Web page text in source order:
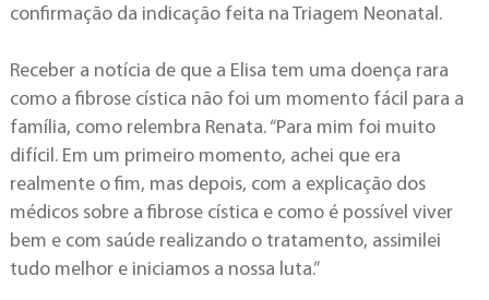
confirmação da indicação feita na Triagem Neonatal.
Receber a notícia de que a Elisa tem uma doença rara
como a fibrose cística não foi um momento fácil para a
família, como relembra Renata. “Para mim foi muito
difícil. Em um primeiro momento, achei que era
realmente o fim, mas depois, com a explicação dos
médicos sobre a fibrose cística e como é possível viver
bem e com saúde realizando o tratamento, assimilei
tudo melhor e iniciamos a nossa luta.”